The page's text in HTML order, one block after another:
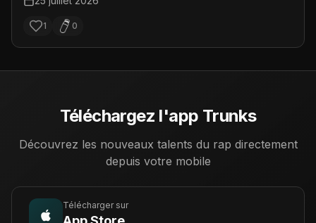
1 0
Téléchargez l'app Trunks
Découvrez les nouveaux talents du rap directement
depuis votre mobile
Télécharger sur